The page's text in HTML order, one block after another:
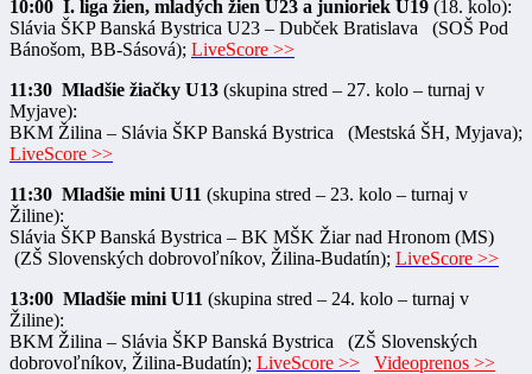
10:00 I. liga žien, mladých žien U23 a junioriek U19 (18. kolo):
Slávia ŠKP Banská Bystrica U23 – Dubček Bratislava (SOŠ Pod
Bánošom, BB-Sásová); LiveScore >>
11:30 Mladšie žiačky U13 (skupina stred – 27. kolo – turnaj v
Myjave):
BKM Žilina – Slávia ŠKP Banská Bystrica (Mestská ŠH, Myjava);
LiveScore >>
11:30 Mladšie mini U11 (skupina stred – 23. kolo – turnaj v
Žiline):
Slávia ŠKP Banská Bystrica – BK MŠK Žiar nad Hronom (MS)
(ZŠ Slovenských dobrovoľníkov, Žilina-Budatín); LiveScore >>
13:00 Mladšie mini U11 (skupina stred – 24. kolo – turnaj v
Žiline):
BKM Žilina – Slávia ŠKP Banská Bystrica (ZŠ Slovenských
dobrovoľníkov, Žilina-Budatín); LiveScore >> Videoprenos >>